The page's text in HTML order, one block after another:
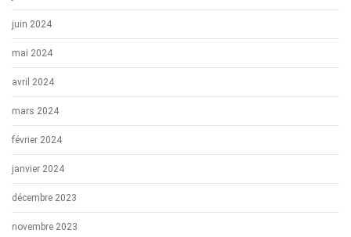
juin 2024
mai 2024
avril 2024
mars 2024
février 2024
janvier 2024
décembre 2023
novembre 2023